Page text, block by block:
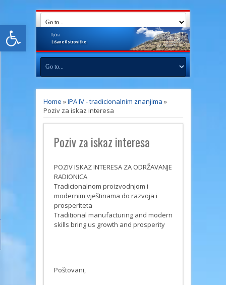
Open toolbar
LišaneOstrovičke
Općina
Home »IPA IV - tradicionalnim znanjima »
Poziv za iskaz interesa
Poziv za iskaz interesa
POZIV ISKAZ INTERESA ZA ODRŽAVANJE
RADIONICA
Tradicionalnom proizvodnjom i
modernim vještinama do razvoja i
prosperiteta
Traditional manufacturing and modern
skills bring us growth and prosperity
Poštovani,